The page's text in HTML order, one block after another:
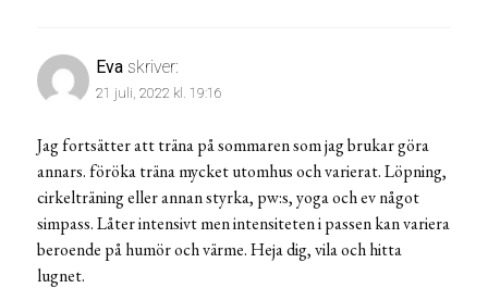
Eva skriver:
21 juli, 2022 kl. 19:16
Jag fortsätter att träna på sommaren som jag brukar göra
annars. föröka träna mycket utomhus och varierat. Löpning,
cirkelträning eller annan styrka, pw:s, yoga och ev något
simpass. Låter intensivt men intensiteten i passen kan variera
beroende på humör och värme. Heja dig, vila och hitta
lugnet.